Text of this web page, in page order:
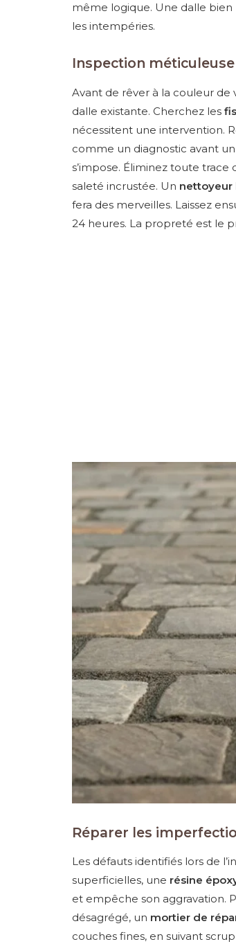
même logique. Une dalle
les intempéries.
Inspection
Avant de rêver à la couleur de
dalle existante. Cherchez les
nécessitent une intervention.
comme un diagnostic avant
s’impose. Éliminez toute trace
saleté incrustée. Un nettoyeur
fera des merveilles. Laissez
24 heures. La propreté est le
Réparer les
Les défauts identifiés lors de
superficielles, une résine
et empêche son aggravation.
désagrégé, un mortier de
couches fines, en suivant